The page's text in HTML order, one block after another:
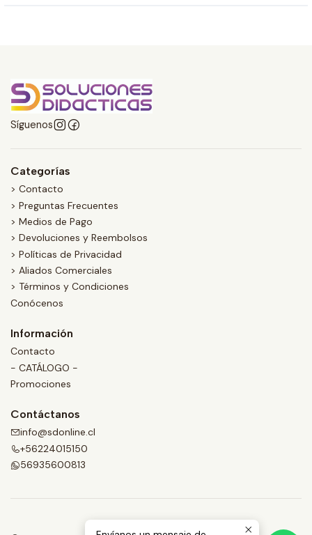
Síguenos
Categorías
> Contacto
> Preguntas Frecuentes
> Medios de Pago
> Devoluciones y Reembolsos
> Políticas de Privacidad
> Aliados Comerciales
> Términos y Condiciones
Conócenos
Información
Contacto
- CATÁLOGO -
Promociones
Contáctanos
info@sdonline.cl
+56224015150
56935600813